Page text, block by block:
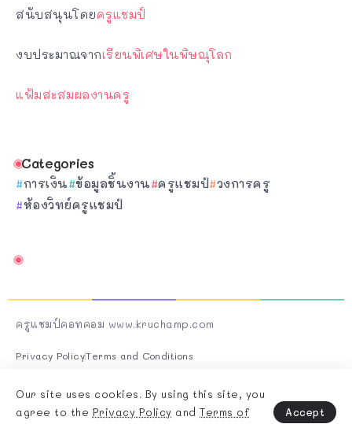
สนับสนุนโดยครูแชมป์
งบประมาณจากเรียนพิเศษในพิษณุโลก
แฟ้มสะสมผลงานครู
Categories
การเงิน ข้อมูลชิ้นงาน ครูแชมป์ วงการครู
ห้องวิทย์ครูแชมป์
ครูแชมป์คอทคอม www.kruchamp.com
Privacy PolicyTerms and Conditions
Our site uses cookies. By using this site, you
agree to the Privacy Policy and Terms of
Accept